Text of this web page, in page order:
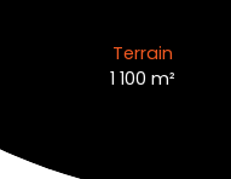
Terrain
1 100m²